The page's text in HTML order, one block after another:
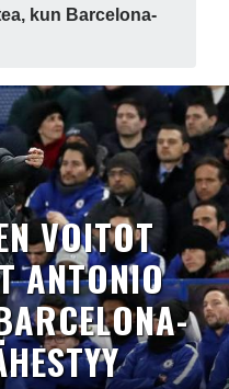
kun Barcelona-
VOITOT
ANTONIO